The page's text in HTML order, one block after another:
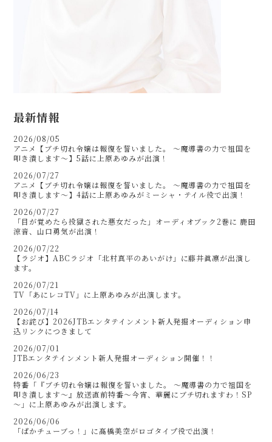
最新情報
2026/08/05
アニメ【ブチ切れ令嬢は報復を誓いました。 ～魔導書の力で祖国を
叩き潰します～】5話に上原あゆみが出演！
2026/07/27
アニメ【ブチ切れ令嬢は報復を誓いました。 ～魔導書の力で祖国を
叩き潰します～】4話に上原あゆみがミーシャ・テイル役で出演！
2026/07/27
「目が覚めたら投獄された悪女だった」オーディオブック2巻に 鹿田
涼音、山口勇気が出演！
2026/07/22
【ラジオ】ABCラジオ「北村真平のあいがけ」に藤井眞凛が出演し
ます。
2026/07/21
TV「あにレコTV」に上原あゆみが出演します。
2026/07/14
【お詫び】2026JTBエンタテインメント新人発掘オーディション申
込リンクにつきまして
2026/07/01
JTBエンタテインメント新人発掘オーディション開催！！
2026/06/23
特番「『ブチ切れ令嬢は報復を誓いました。 ～魔導書の力で祖国を
叩き潰します～』放送直前特番～今宵、華麗にブチ切れますわ！SP
～」に上原あゆみが出演します。
2026/06/06
「ぱかチューブっ！」に髙橋美空がロゴタイプ役で出演！